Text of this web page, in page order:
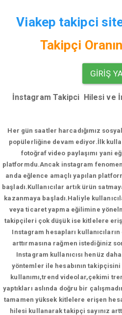
Viakep takipci
Takipçi
GIRIŞ
İnstagram Takipci Hilesi ve
Her gün saatler harcadığımız
popülerliğine devam ediyor.İlk
fotoğraf video paylaşımı yani
platformdu.Ancak instagram
anda eğlence amaçlı yapılan
başladı.Kullanıcılar artık ürün
kazanmaya başladı.Haliyle
veya ticaret yapma eğilimine
takipçileri çok düşük ise kitlelere
Instagram hesapları
arttırmasına rağmen istediğiniz
Instagram kullanıcısı henüz
yöntemler ile hesabının
kullanımı,trend videolar,çekimi
yaptıkları aslında doğru bir
tamamen yüksek kitlelere erişen
hilesi kullanarak takipçi sayınız